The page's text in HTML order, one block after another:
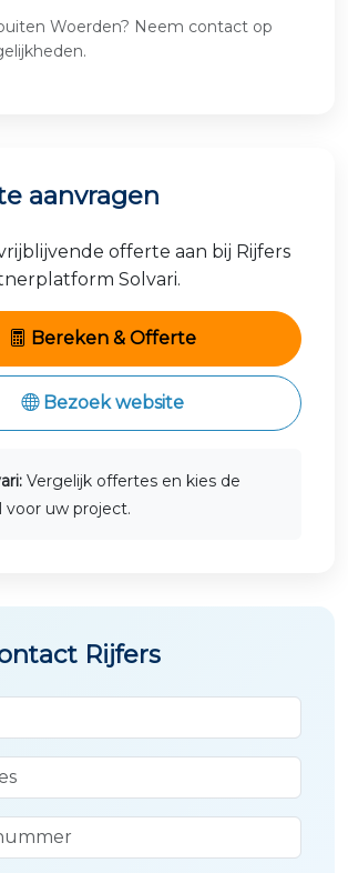
Woerden? Neem contact op
aanvragen
offerte aan bij Rijfers
Solvari.
Bereken & Offerte
Bezoek website
Vergelijk offertes en kies de
voor uw project.
Rijfers